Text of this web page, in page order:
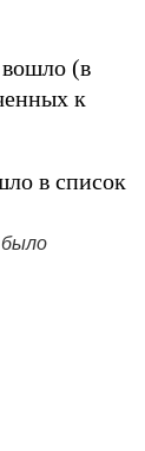
вошло (в
к
в список
было